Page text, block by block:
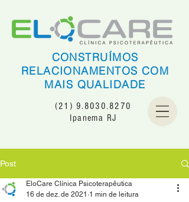
(21) 9.8030.8270
Ipanema RJ
CONSTRUÍMOS
RELACIONAMENTOS COM
MAIS QUALIDADE
Post
EloCare Clínica Psicoterapêutica
16 de dez. de 2021 1 min de leitura